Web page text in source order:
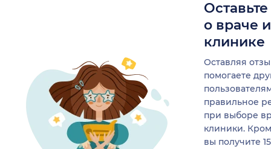
о враче
клинике
Оставляя
помогаете
правильное
при выборе
клиники.
вы получите